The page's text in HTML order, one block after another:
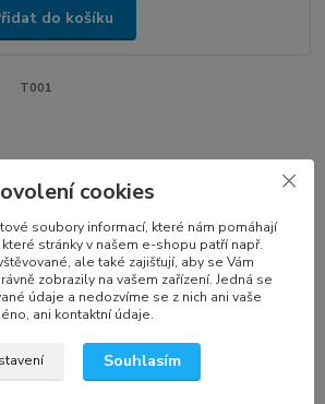
do košíku
T001
mít v notebooku řady Fujitsu SH560,
současně. Optickou mechaniku lze zaměnit
za chodu notebooku, bez nutnosti
je určen pro 2.5" / 9.5mm SATA HDD nebo
Tento rámeček do modulární šachty má
a barevné provedení jako zbytek
působit nikterak rušivě či nevhodně
nepoužitý, včetně šroubků pro přichycení
cookies
soubory informací, které nám pomáhají
stránky v našem e-shopu patří např.
ale také zajišťují, aby se Vám
zobrazily na vašem zařízení. Jedná se
údaje a nedozvíme se z nich ani vaše
ani kontaktní údaje.
Souhlasím